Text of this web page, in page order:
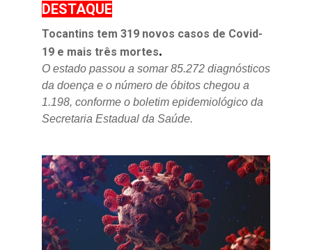
DESTAQUE
Tocantins tem 319 novos casos de Covid-
19 e mais três mortes.
O estado passou a somar 85.272 diagnósticos
da doença e o número de óbitos chegou a
1.198, conforme o boletim epidemiológico da
Secretaria Estadual da Saúde.